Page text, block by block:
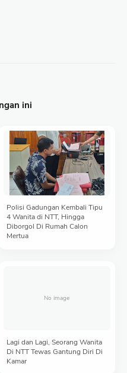
ini
Polisi Gadungan Kembali Tipu
4 Wanita di NTT, Hingga
Diborgol Di Rumah Calon
Mertua
Lagi dan Lagi, Seorang Wanita
Di NTT Tewas Gantung Diri Di
Kamar